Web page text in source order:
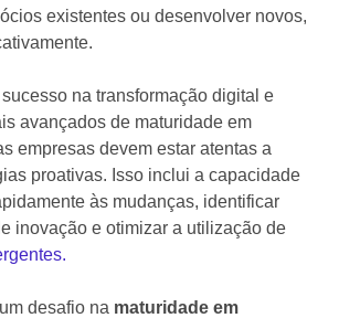
existentes ou desenvolver novos,
na transformação digital e
avançados de maturidade em
empresas devem estar atentas a
proativas. Isso inclui a capacidade
às mudanças, identificar
inovação e otimizar a utilização de
desafio na maturidade em